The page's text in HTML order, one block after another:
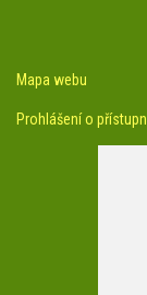
Mapa webu
Prohlášení o